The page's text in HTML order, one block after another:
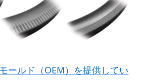
ールド（OEM）を提供してい